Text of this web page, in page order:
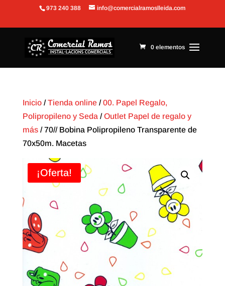
Abrir barra de herramientas
973 240 388 info@comercialramoslleida.com
0 elementos
Inicio/Tienda online/00. Papel Regalo,
Polipropileno y Seda /Outlet Papel de regalo y
más/ 70// Bobina Polipropileno Transparente de
70x50m. Macetas
¡Oferta!